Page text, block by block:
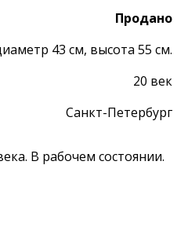
Продано
43 см, высота 55 см.
20 век
Санкт-Петербург
В рабочем состоянии.